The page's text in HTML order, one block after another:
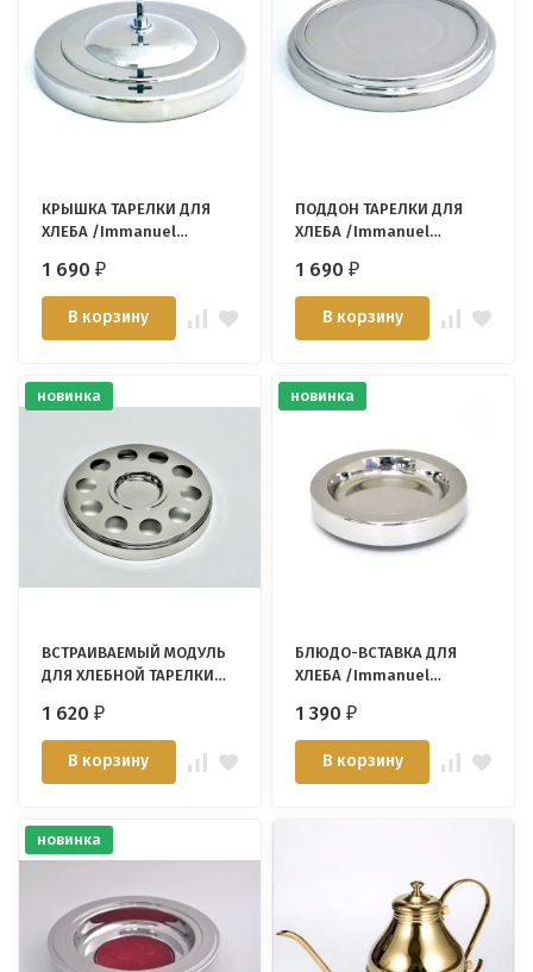
КРЫШКА ТАРЕЛКИ ДЛЯ
ХЛЕБА /Immanuel
1 690₽
В корзину
ПОДДОН ТАРЕЛКИ ДЛЯ
ХЛЕБА /Immanuel
1 690₽
В корзину
новинка
ВСТРАИВАЕМЫЙ МОДУЛЬ
ДЛЯ ХЛЕБНОЙ ТАРЕЛКИ
1 620₽
В корзину
новинка
БЛЮДО-ВСТАВКА ДЛЯ
ХЛЕБА /Immanuel
1 390₽
В корзину
новинка